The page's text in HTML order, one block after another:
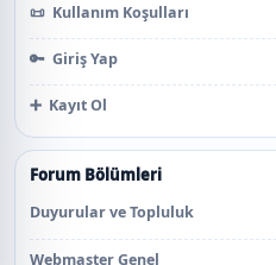
📜 Kullanım Koşulları
🔑 Giriş Yap
➕ Kayıt Ol
Forum Bölümleri
Duyurular ve Topluluk
Webmaster Genel